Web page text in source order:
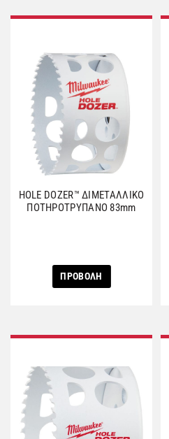
HOLE DOZER™ ΔΙΜΕΤΑΛΛΙΚΟ
ΠΟΤΗΡΟΤΡΥΠΑΝΟ 83mm
ΠΡΟΒΟΛΗ